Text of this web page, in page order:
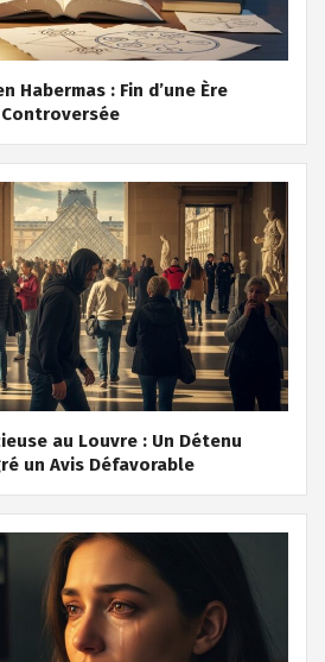
Habermas : Fin d’une Ère
au Louvre : Un Détenu
un Avis Défavorable